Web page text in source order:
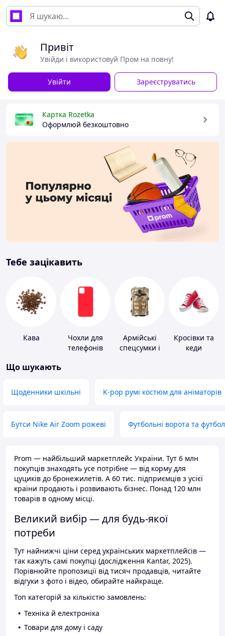
Привіт
Увійди і використовуй Пром на повну!
Увійти Зареєструватись
Картка Rozetka
Оформлюй безкоштовно
Тебе зацікавить
Кава
Чохли для
телефонів
Армійські
спецсумки і
Кросівки та
кеди
Що шукають
Щоденники шкільні K-pop румі костюм для аніматорів
Бутси Nike Air Zoom рожеві Футбольні ворота та
Prom — найбільший маркетплейс України. Тут 6 млн
покупців знаходять усе потрібне — від корму для
цуциків до бронежилетів. А 60 тис. підприємців з усієї
країни продають і розвивають бізнес. Понад 120 млн
товарів в одному місці.
Великий вибір — для будь-якої
потреби
Тут найнижчі ціни серед українських маркетплейсів —
так кажуть самі покупці (дослідження Kantar, 2025).
Порівнюйте пропозиції від тисяч продавців, читайте
відгуки з фото і відео, обирайте найкраще.
Топ категорій за кількістю замовлень:
Техніка й електроніка
Товари для дому і саду